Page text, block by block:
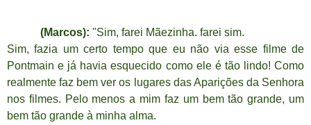
(Marcos): "Sim, farei Mãezinha. farei sim.
Sim, fazia um certo tempo que eu não via esse filme de
Pontmain e já havia esquecido como ele é tão lindo! Como
realmente faz bem ver os lugares das Aparições da Senhora
nos filmes. Pelo menos a mim faz um bem tão grande, um
bem tão grande à minha alma.